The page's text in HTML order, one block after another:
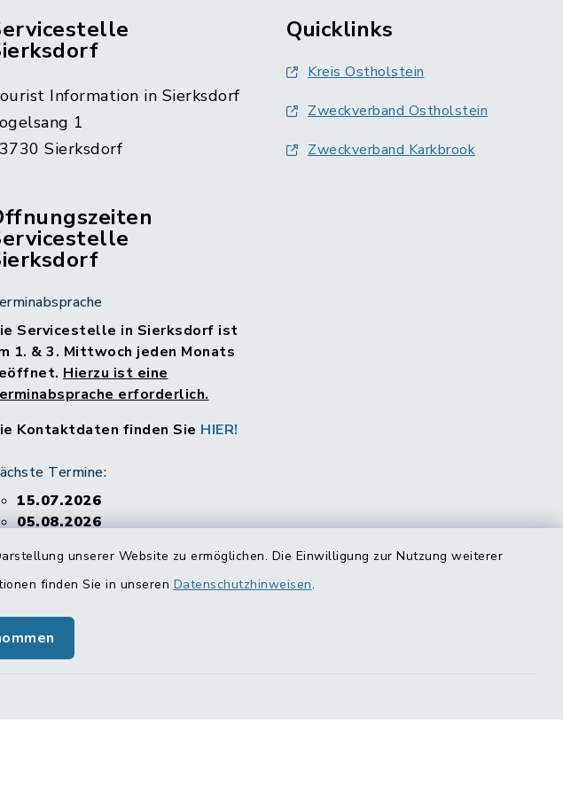
unserer Website zu ermöglichen. Die Einwilligung zur Nutzung weiterer
finden Sie in unseren Datenschutzhinweisen.
Information in Sierksdorf
1
Sierksdorf
Servicestelle in Sierksdorf ist
1. & 3. Mittwoch jeden Monats
Hierzu ist eine
erforderlich.
Kontaktdaten finden Sie HIER!
Termine:
15.07.2026
05.08.2026
02.09.2026
16.09.2026
Quicklinks
Kreis Ostholstein
Zweckverband Ostholstein
Zweckverband Karkbrook